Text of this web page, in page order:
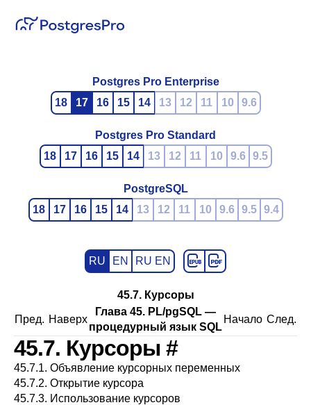
Postgres Pro Enterprise
18
17 16 15 14 13 12 11 10 9.6
Postgres Pro Standard
18
17 16 15 14 13 12 11 10 9.6 9.5
PostgreSQL
18
17 16 15 14 13 12 11 10 9.6 9.5 9.4
RU EN RU EN
45.7. Курсоры
Пред. Наверх
Глава 45. PL/pgSQL —
процедурный язык SQL
Начало След.
45.7. Курсоры #
45.7.1. Объявление курсорных переменных
45.7.2. Открытие курсора
45.7.3. Использование курсоров